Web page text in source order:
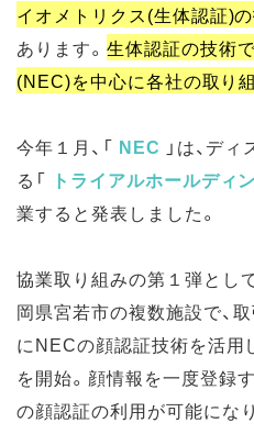
イオメトリクス(生体認証)
あります。 生体認証の技術
(NEC)を中心に各社の取り
今年１月、「 NEC 」は、デ
る「 トライアルホールディ
業すると発表しました。
協業取り組みの第１弾とし
岡県宮若市の複数施設で、
にNECの顔認証技術を活用
を開始。顔情報を一度登録
の顔認証の利用が可能にな